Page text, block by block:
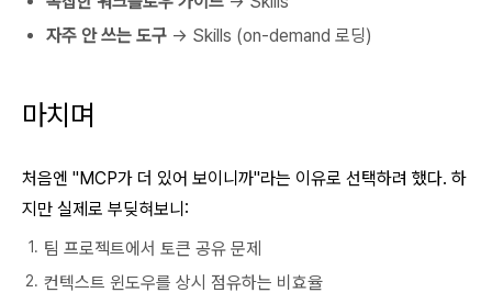
자주 안 쓰는 도구 → Skills (on-demand 로딩)
마치며
처음엔 "MCP가 더 있어 보이니까"라는 이유로 선택하려 했다. 하
지만 실제로 부딪혀보니:
팀 프로젝트에서 토큰 공유 문제
컨텍스트 윈도우를 상시 점유하는 비효율